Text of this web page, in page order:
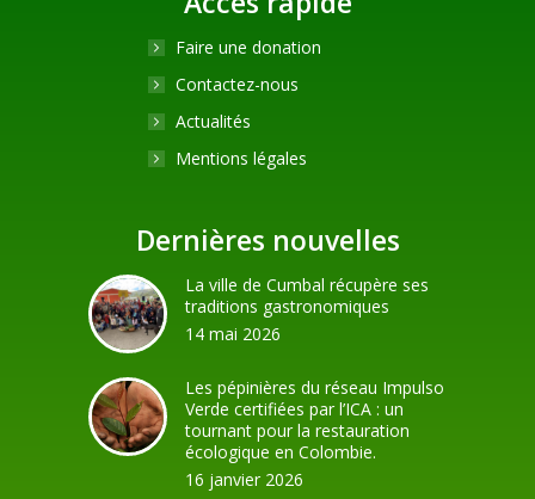
Faire une donation
Contactez-nous
Actualités
Mentions légales
Dernières nouvelles
La ville de Cumbal récupère ses
traditions gastronomiques
14 mai 2026
Les pépinières du réseau Impulso
Verde certifiées par l’ICA : un
tournant pour la restauration
écologique en Colombie.
16 janvier 2026